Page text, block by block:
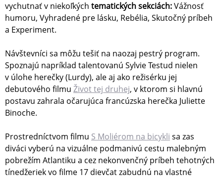
vychutnať v niekoľkých tematických sekciách:Vážnosť
humoru, Vyhradené pre lásku, Rebélia, Skutočný príbeh
a Experiment.
Návštevníci sa môžu tešiť na naozaj pestrý program.
Spoznajú napríklad talentovanú Sylvie Testud nielen
v úlohe herečky (Lurdy), ale aj ako režisérku jej
debutového filmu Život tej druhej, v ktorom si hlavnú
postavu zahrala očarujúca francúzska herečka Juliette
Binoche.
Prostredníctvom filmu S Moliérom na bicykli sa zas
diváci vyberú na vizuálne podmanivú cestu malebným
pobrežím Atlantiku a cez nekonvenčný príbeh tehotných
tínedžeriek vo filme 17 dievčat zabudnú na vlastné